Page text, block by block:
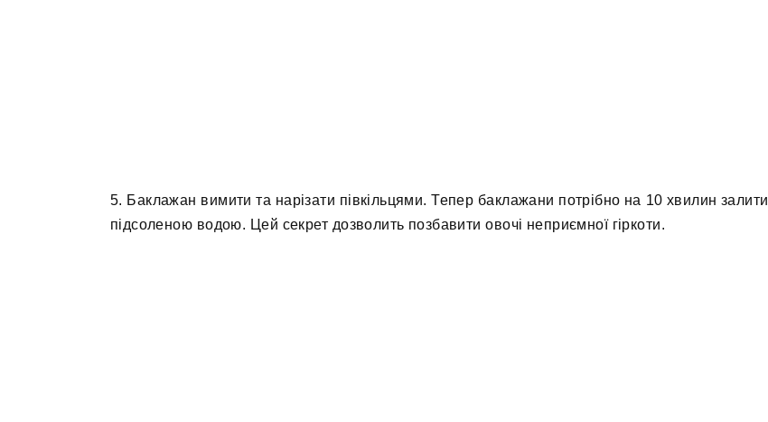
5. Баклажан вимити та нарізати півкільцями. Тепер баклажани потрібно на 10 хвилин залити
підсоленою водою. Цей секрет дозволить позбавити овочі неприємної гіркоти.